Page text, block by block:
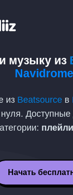
музыку из
Navidrome
из Beatsource в
Начать